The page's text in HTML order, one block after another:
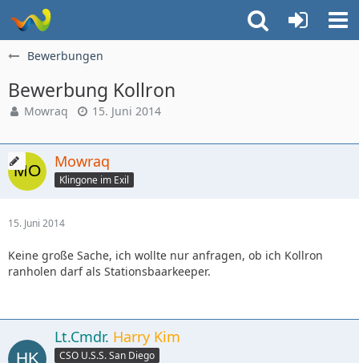
Bewerbungen
Bewerbung Kollron
Mowraq 15. Juni 2014
Mowraq
Klingone im Exil
15. Juni 2014
Keine große Sache, ich wollte nur anfragen, ob ich Kollron
ranholen darf als Stationsbaarkeeper.
Lt.Cmdr. Harry Kim
CSO U.S.S. San Diego